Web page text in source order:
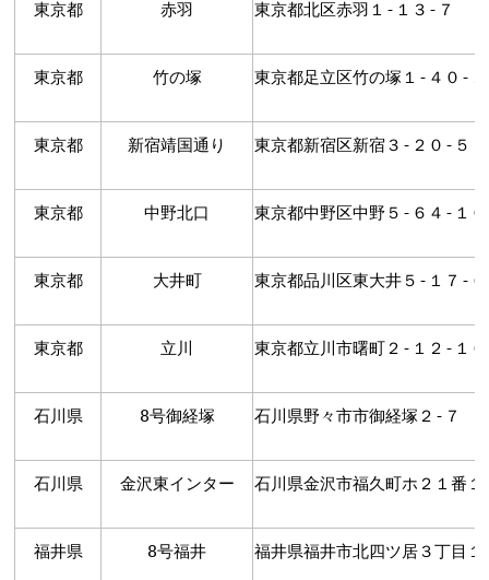
東京都 赤羽 東京都北区赤羽１-１３-７
東京都 竹の塚 東京都足立区竹の塚１-４０-
東京都 新宿靖国通り 東京都新宿区新宿３-２０-５
東京都 中野北口 東京都中野区中野５-６４-１
東京都 大井町 東京都品川区東大井５-１７-
東京都 立川 東京都立川市曙町２-１２-１
石川県 8号御経塚 石川県野々市市御経塚２-７
石川県 金沢東インター 石川県金沢市福久町ホ２１番１
福井県 8号福井 福井県福井市北四ツ居３丁目１